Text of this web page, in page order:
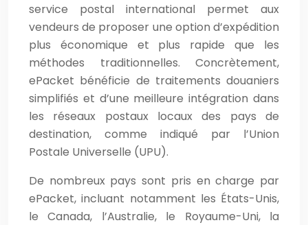
service postal international permet aux
vendeurs de proposer une option d’expédition
plus économique et plus rapide que les
méthodes traditionnelles. Concrètement,
ePacket bénéficie de traitements douaniers
simplifiés et d’une meilleure intégration dans
les réseaux postaux locaux des pays de
destination, comme indiqué par l’Union
Postale Universelle (UPU).
De nombreux pays sont pris en charge par
ePacket, incluant notamment les États-Unis,
le Canada, l’Australie, le Royaume-Uni, la